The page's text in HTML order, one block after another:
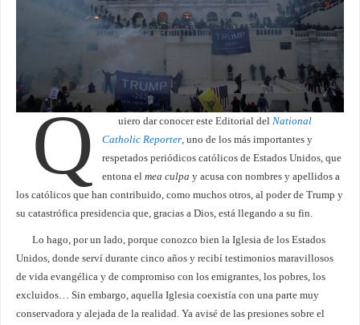
Q uiero dar conocer este Editorial del National
Catholic Reporter , uno de los más importantes y
respetados periódicos católicos de Estados Unidos, que
entona elmea culpa y acusa con nombres y apellidos a
los católicos que han contribuido, como muchos otros, al poder de Trump y
su catastrófica presidencia que, gracias a Dios, está llegando a su fin.
Lo hago, por un lado, porque conozco bien la Iglesia de los Estados
Unidos, donde serví durante cinco años y recibí testimonios maravillosos
de vida evangélica y de compromiso con los emigrantes, los pobres, los
excluidos… Sin embargo, aquella Iglesia coexistía con una parte muy
conservadora y alejada de la realidad. Ya avisé de las presiones sobre el